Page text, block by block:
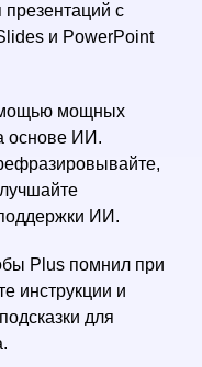
с
и PowerPoint
мощных
основе ИИ.
ИИ.
Plus помнил при
инструкции и
для